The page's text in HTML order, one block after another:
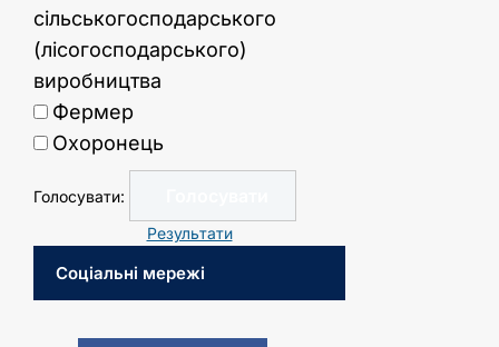
сільськогосподарського
(лісогосподарського)
виробництва
Фермер
Охоронець
Голосувати:
Результати
Соціальні мережі